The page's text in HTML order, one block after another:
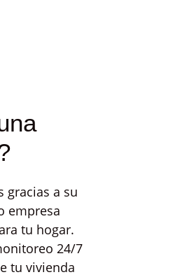
gracias a su
empresa
tu hogar.
24/7
tu vivienda